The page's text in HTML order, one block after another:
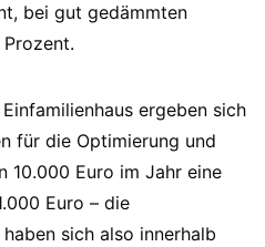
bei gut gedämmten
ergeben sich
für die Optimierung und
10.000 Euro im Jahr eine
Euro – die
sich also innerhalb